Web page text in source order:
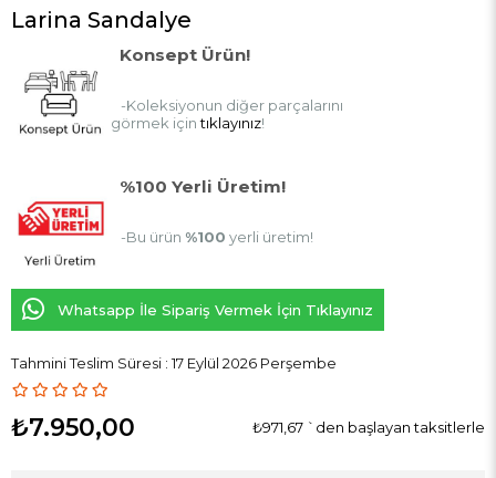
Larina Sandalye
Konsept Ürün!
-Koleksiyonun diğer parçalarını
görmek içintıklayınız!
%100 Yerli Üretim!
-Bu ürün %100 yerli üretim!
Whatsapp İle Sipariş Vermek İçin Tıklayınız
Tahmini Teslim Süresi : 17 Eylül 2026 Perşembe
₺7.950,00 ₺971,67 `den başlayan taksitlerle